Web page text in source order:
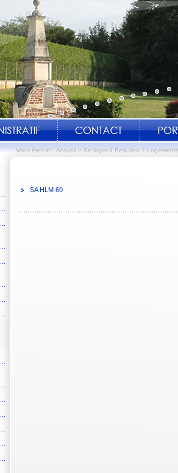
Vous êtes ici : Accueil > Se loger à Beaulieu >
SA HLM 60